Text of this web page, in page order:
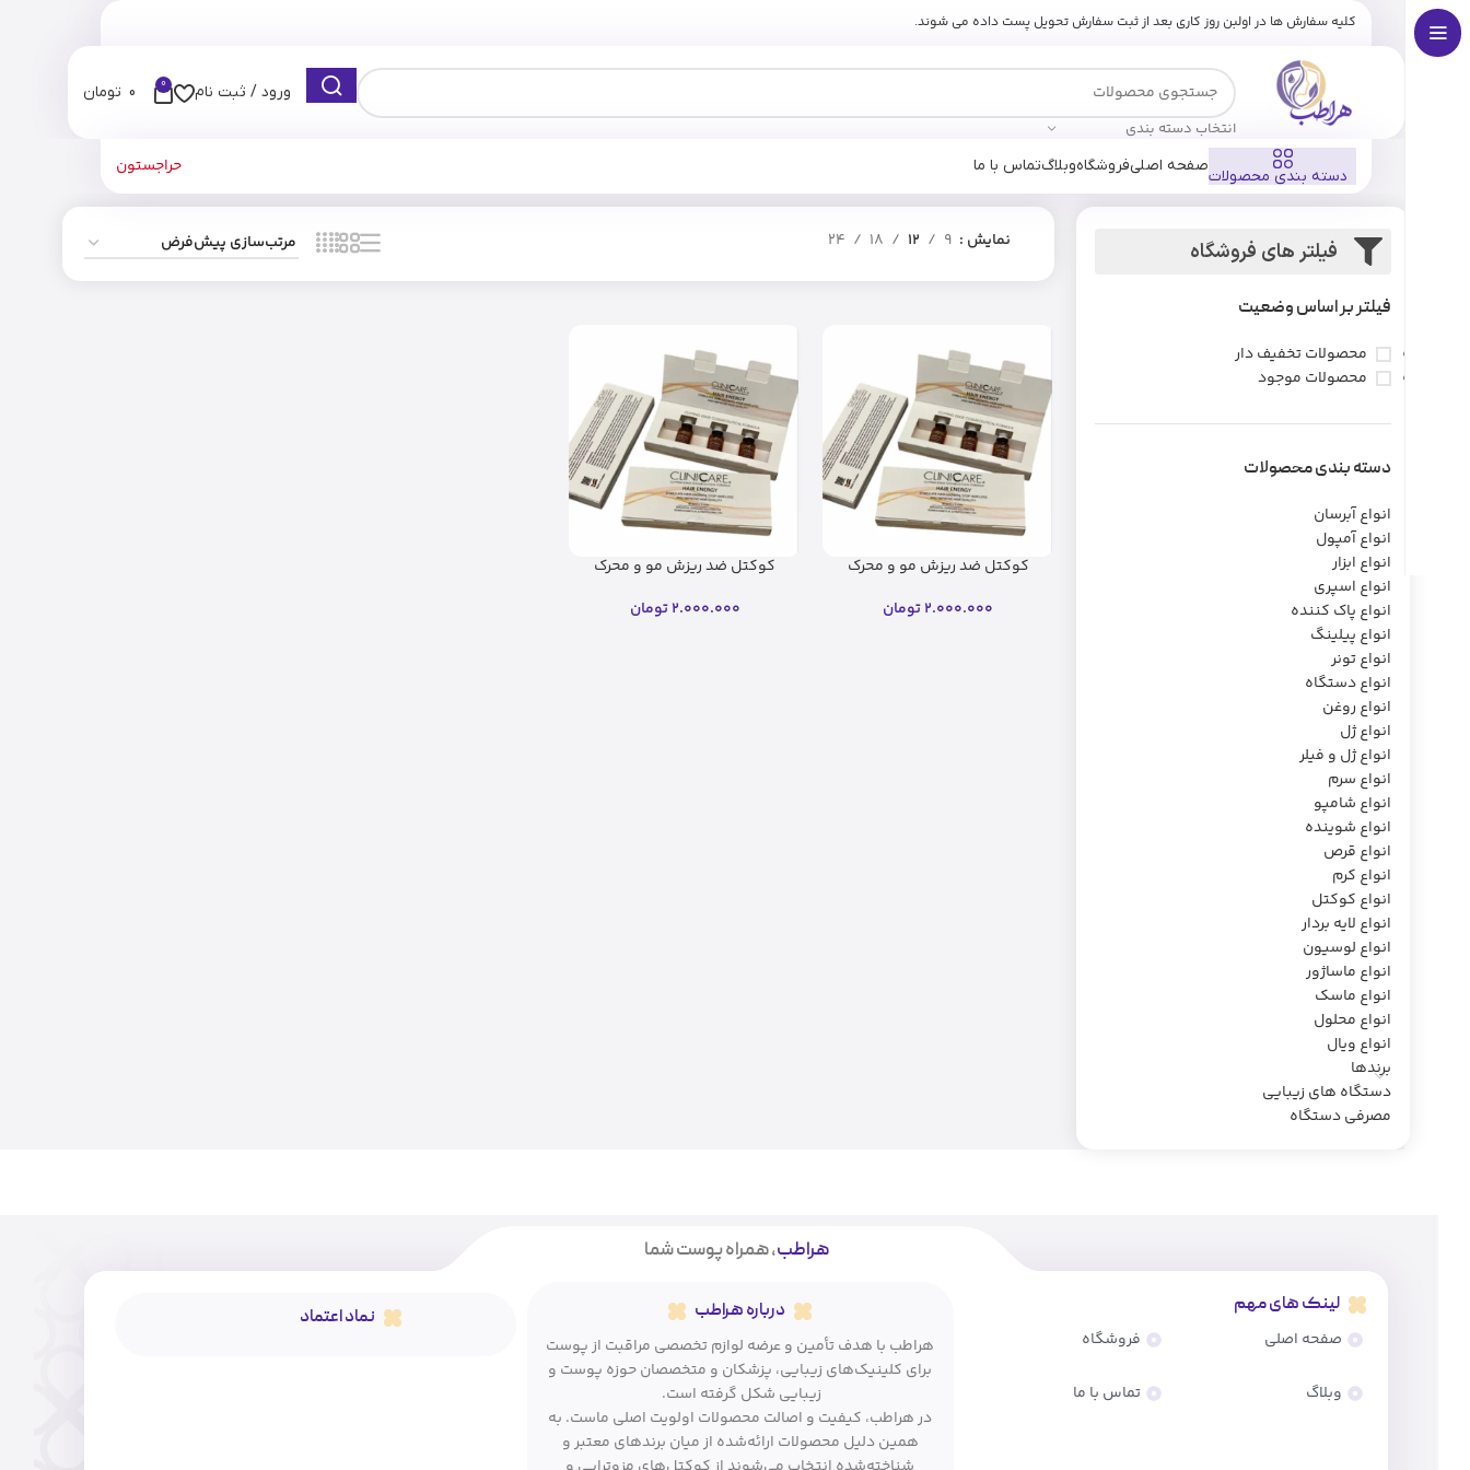
کلیه سفارش ها در اولبن روز کاری بعد از ثبت سفارش تحویل پست داده می شوند.
انتخاب دسته بندی
ورود / ثبت نام 0
0 تومان
دسته بندی محصولات
صفحه اصلیفروشگاهوبلاگتماس با ما حراجستون
فیلتر های فروشگاه
فیلتر بر اساس وضعیت
محصولات تخفیف دار
محصولات موجود
دسته بندی محصولات
انواع آبرسان
انواع آمپول
انواع ابزار
انواع اسپری
انواع پاک کننده
انواع پیلینگ
انواع تونر
انواع دستگاه
انواع روغن
انواع ژل
انواع ژل و فیلر
انواع سرم
انواع شامپو
انواع شوینده
انواع قرص
انواع کرم
انواع کوکتل
انواع لایه بردار
انواع لوسیون
انواع ماساژور
انواع ماسک
انواع محلول
انواع ویال
برندها
دستگاه های زیبایی
مصرفی دستگاه
نمایش 9
12
18
24
کوکتل ضد ریزش مو و محرک
2.000.000تومان
کوکتل ضد ریزش مو و محرک
2.000.000 تومان
هراطب، همراه پوست شما
لینک های مهم
صفحه اصلی
وبلاگ
فروشگاه
تماس با ما
درباره هراطب
هراطب با هدف تأمین و عرضه لوازم تخصصی مراقبت از پوست
برای کلینیک‌های زیبایی، پزشکان و متخصصان حوزه پوست و
زیبایی شکل گرفته است.
در هراطب، کیفیت و اصالت محصولات اولویت اصلی ماست. به
همین دلیل محصولات ارائه‌شده از میان برندهای معتبر و
نماد اعتماد